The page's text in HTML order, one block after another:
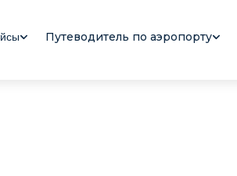
Путеводитель по аэропорту